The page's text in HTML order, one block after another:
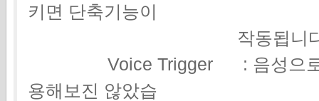
키면 단축기능이
작동됩니
Voice Trigger : 음성으로 단
용해보진 않았습